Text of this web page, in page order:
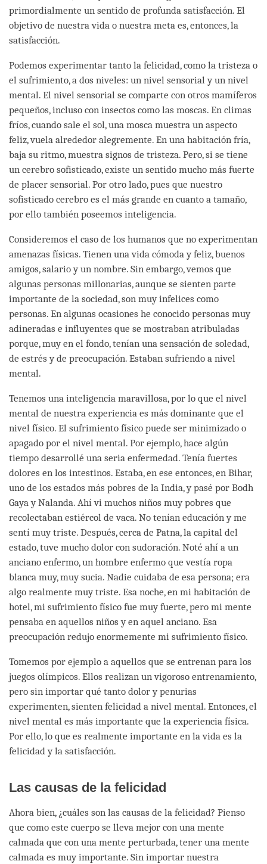
primordialmente un sentido de profunda satisfacción. El
objetivo de nuestra vida o nuestra meta es, entonces, la
satisfacción.
Podemos experimentar tanto la felicidad, como la tristeza o
el sufrimiento, a dos niveles: un nivel sensorial y un nivel
mental. El nivel sensorial se comparte con otros mamíferos
pequeños, incluso con insectos como las moscas. En climas
fríos, cuando sale el sol, una mosca muestra un aspecto
feliz, vuela alrededor alegremente. En una habitación fría,
baja su ritmo, muestra signos de tristeza. Pero, si se tiene
un cerebro sofisticado, existe un sentido mucho más fuerte
de placer sensorial. Por otro lado, pues que nuestro
sofisticado cerebro es el más grande en cuanto a tamaño,
por ello también poseemos inteligencia.
Consideremos el caso de los humanos que no experimentan
amenazas físicas. Tienen una vida cómoda y feliz, buenos
amigos, salario y un nombre. Sin embargo, vemos que
algunas personas millonarias, aunque se sienten parte
importante de la sociedad, son muy infelices como
personas. En algunas ocasiones he conocido personas muy
adineradas e influyentes que se mostraban atribuladas
porque, muy en el fondo, tenían una sensación de soledad,
de estrés y de preocupación. Estaban sufriendo a nivel
mental.
Tenemos una inteligencia maravillosa, por lo que el nivel
mental de nuestra experiencia es más dominante que el
nivel físico. El sufrimiento físico puede ser minimizado o
apagado por el nivel mental. Por ejemplo, hace algún
tiempo desarrollé una seria enfermedad. Tenía fuertes
dolores en los intestinos. Estaba, en ese entonces, en Bihar,
uno de los estados más pobres de la India, y pasé por Bodh
Gaya y Nalanda. Ahí vi muchos niños muy pobres que
recolectaban estiércol de vaca. No tenían educación y me
sentí muy triste. Después, cerca de Patna, la capital del
estado, tuve mucho dolor con sudoración. Noté ahí a un
anciano enfermo, un hombre enfermo que vestía ropa
blanca muy, muy sucia. Nadie cuidaba de esa persona; era
algo realmente muy triste. Esa noche, en mi habitación de
hotel, mi sufrimiento físico fue muy fuerte, pero mi mente
pensaba en aquellos niños y en aquel anciano. Esa
preocupación redujo enormemente mi sufrimiento físico.
Tomemos por ejemplo a aquellos que se entrenan para los
juegos olímpicos. Ellos realizan un vigoroso entrenamiento,
pero sin importar qué tanto dolor y penurias
experimenten, sienten felicidad a nivel mental. Entonces, el
nivel mental es más importante que la experiencia física.
Por ello, lo que es realmente importante en la vida es la
felicidad y la satisfacción.
Las causas de la felicidad
Ahora bien, ¿cuáles son las causas de la felicidad? Pienso
que como este cuerpo se lleva mejor con una mente
calmada que con una mente perturbada, tener una mente
calmada es muy importante. Sin importar nuestra